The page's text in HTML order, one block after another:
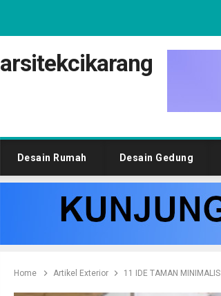
arsitekcikarang
Desain Rumah Desain Gedung
Home Artikel Exterior 11 IDE TAMAN MINIMALIS